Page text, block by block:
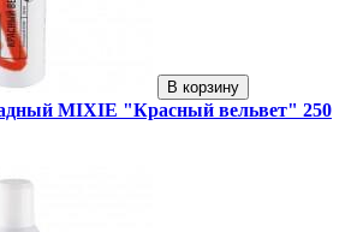
В корзину
MIXIE "Красный вельвет" 250